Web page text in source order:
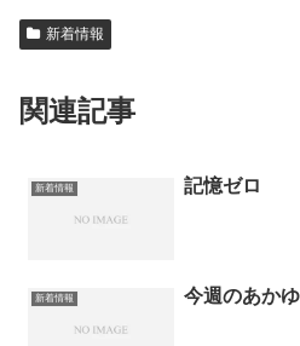
新着情報
関連記事
新着情報 記憶ゼロ
新着情報 今週のあかゆ